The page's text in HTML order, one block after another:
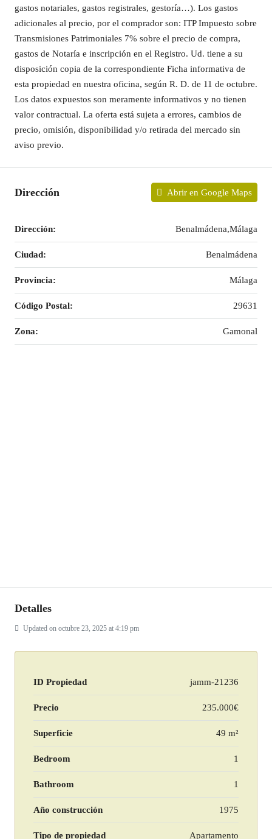
gastos notariales, gastos registrales, gestoría…). Los gastos
adicionales al precio, por el comprador son: ITP Impuesto sobre
Transmisiones Patrimoniales 7% sobre el precio de compra,
gastos de Notaría e inscripción en el Registro. Ud. tiene a su
disposición copia de la correspondiente Ficha informativa de
esta propiedad en nuestra oficina, según R. D. de 11 de octubre.
Los datos expuestos son meramente informativos y no tienen
valor contractual. La oferta está sujeta a errores, cambios de
precio, omisión, disponibilidad y/o retirada del mercado sin
aviso previo.
Dirección Abrir en Google Maps
Dirección: Benalmádena,Málaga
Ciudad: Benalmádena
Provincia: Málaga
Código Postal: 29631
Zona: Gamonal
Detalles
Updated on octubre 23, 2025 at 4:19 pm
ID Propiedad jamm-21236
Precio 235.000€
Superficie 49 m²
Bedroom 1
Bathroom 1
Año construcción 1975
Tipo de propiedad Apartamento